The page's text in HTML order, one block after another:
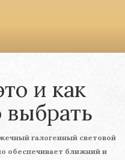
и как
галогенный световой
обеспечивает ближний и